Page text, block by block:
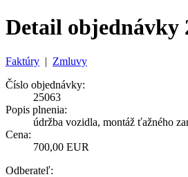
Detail objednávky
Faktúry | Zmluvy
Číslo objednávky:
25063
Popis plnenia:
údržba vozidla, montáž ťažného
Cena:
700,00 EUR
Odberateľ: